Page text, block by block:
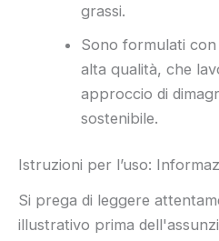
grassi.
Sono formulati
alta qualità, che
approccio di
sostenibile.
Istruzioni per l’uso:
Si prega di leggere
illustrativo prima